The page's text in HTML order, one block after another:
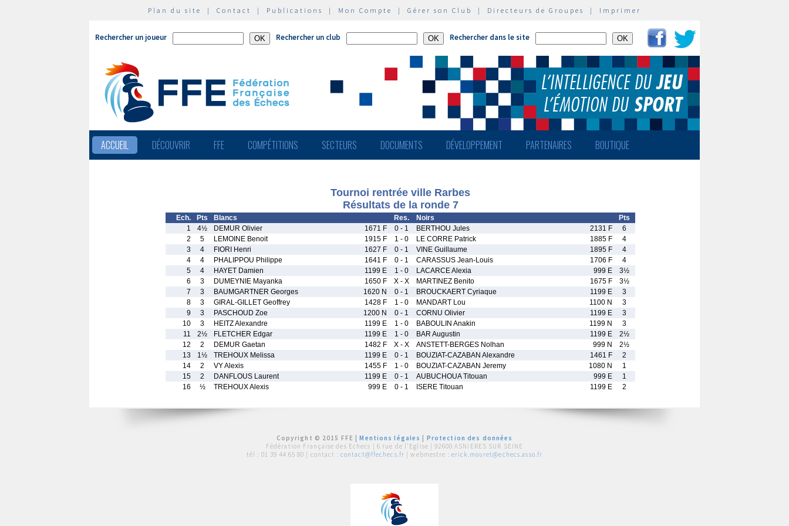
Plan du site | Contact | Publications | Mon Compte | Gérer son Club | Directeurs de Groupes | Imprimer
Rechercher un joueur Rechercher un club Rechercher dans le site
ACCUEIL DÉCOUVRIR FFE COMPÉTITIONS SECTEURS DOCUMENTS DÉVELOPPEMENT PARTENAIRES BOUTIQUE
Tournoi rentrée ville Rarbes
Résultats de la ronde 7
Ech. Pts Blancs Res. Noirs
Pts
1
4½ DEMUR Olivier 1671 F 0 - 1 BERTHOU Jules 2131 F
6
2
5 LEMOINE Benoit 1915 F 1 - 0 LE CORRE Patrick 1885 F
4
3
4 FIORI Henri 1627 F 0 - 1 VINE Guillaume 1895 F
4
4
4 PHALIPPOU Philippe 1641 F 0 - 1 CARASSUS Jean-Louis 1706 F
4
5
4 HAYET Damien 1199 E 1 - 0 LACARCE Alexia 999 E
3½
6
3 DUMEYNIE Mayanka 1650 F X - X MARTINEZ Benito 1675 F
3½
7
3 BAUMGARTNER Georges 1620 N 0 - 1 BROUCKAERT Cyriaque 1199 E
3
8
3 GIRAL-GILLET Geoffrey 1428 F 1 - 0 MANDART Lou 1100 N
3
9
3 PASCHOUD Zoe 1200 N 0 - 1 CORNU Olivier 1199 E
3
10
3 HEITZ Alexandre 1199 E 1 - 0 BABOULIN Anakin 1199 N
3
11
2½ FLETCHER Edgar 1199 E 1 - 0 BAR Augustin 1199 E
2½
12
2 DEMUR Gaetan 1482 F X - X ANSTETT-BERGES Nolhan 999 N
2½
13
1½ TREHOUX Melissa 1199 E 0 - 1 BOUZIAT-CAZABAN Alexandre 1461 F
2
14
2 VY Alexis 1455 F 1 - 0 BOUZIAT-CAZABAN Jeremy 1080 N
1
15
2 DANFLOUS Laurent 1199 E 0 - 1 AUBUCHOUA Titouan 999 E
1
16
½ TREHOUX Alexis 999 E 0 - 1 ISERE Titouan 1199 E 2
Copyright © 2015 FFE |Mentions légales
Protection des données
Fédération Française des Echecs | 6 rue de l'Eglise | 92600 ASNIERES SUR SEINE
tél : 01 39 44 65 80 | contact : contact@ffechecs.fr | webmestre : erick.mouret@echecs.asso.fr